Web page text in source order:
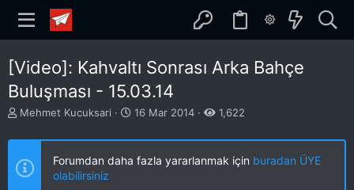
[Video]: Kahvaltı Sonrası Arka Bahçe
Buluşması - 15.03.14
K
n
u
Mehmet Kucuksari
B
ş
a
16 Mar 2014 1,622
Forumdan daha fazla yararlanmak için buradan ÜYE
olabilirsiniz